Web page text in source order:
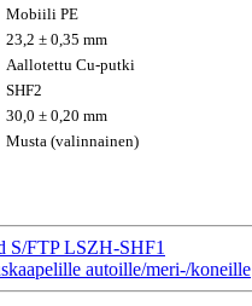
Mobiili PE
23,2 ± 0,35 mm
Aallotettu Cu-putki
SHF2
30,0 ± 0,20 mm
Musta (valinnainen)
S/FTP LSZH-SHF1
autoille/meri-/koneille